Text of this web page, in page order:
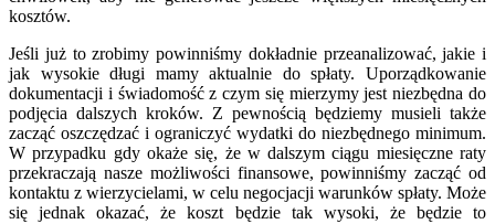
kosztów.
Jeśli już to zrobimy powinniśmy dokładnie przeanalizować, jakie i
jak wysokie długi mamy aktualnie do spłaty. Uporządkowanie
dokumentacji i świadomość z czym się mierzymy jest niezbędna do
podjęcia dalszych kroków. Z pewnością będziemy musieli także
zacząć oszczędzać i ograniczyć wydatki do niezbędnego minimum.
W przypadku gdy okaże się, że w dalszym ciągu miesięczne raty
przekraczają nasze możliwości finansowe, powinniśmy zacząć od
kontaktu z wierzycielami, w celu negocjacji warunków spłaty. Może
się jednak okazać, że koszt będzie tak wysoki, że będzie to